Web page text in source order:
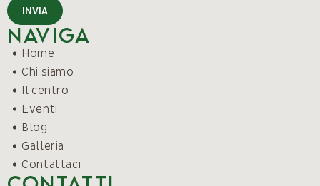
INVIA
Naviga
Home
Chi siamo
Il centro
Eventi
Blog
Galleria
Contattaci